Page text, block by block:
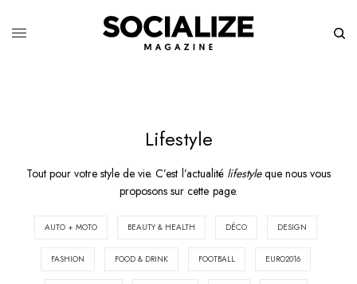
Lifestyle
Tout pour votre style de vie. C’est l’actualité lifestyleque nous vous
proposons sur cette page.
AUTO + MOTO BEAUTY & HEALTH DÉCO DESIGN
FASHION FOOD & DRINK FOOTBALL EURO2016